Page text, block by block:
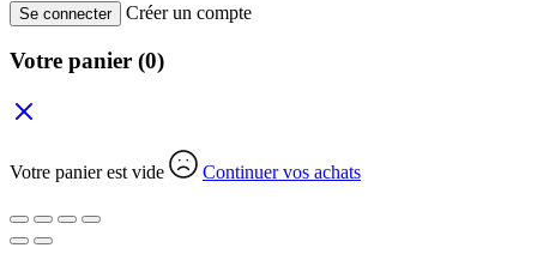
Se connecter Créer un compte
Votre panier (0)
Votre panier est vide Continuer vos achats